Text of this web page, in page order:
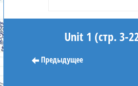
Unit 1 (стр. 3-
Предыдущее